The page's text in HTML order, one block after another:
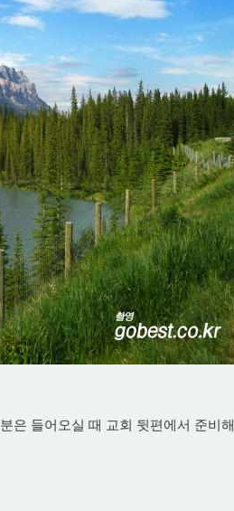
은 들어오실 때 교회 뒷편에서 준비해